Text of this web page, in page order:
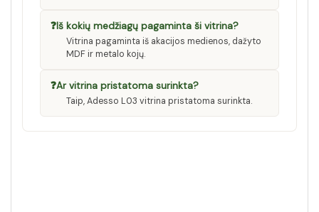
❓Iš kokių medžiagų pagaminta ši vitrina?
Vitrina pagaminta iš akacijos medienos, dažyto
MDF ir metalo kojų.
❓Ar vitrina pristatoma surinkta?
Taip, Adesso L03 vitrina pristatoma surinkta.